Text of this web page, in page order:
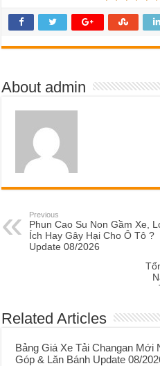
About admin
Previous
Phun Cao Su Non Gầm Xe,
Ích Hay Gây Hại Cho Ô Tô ?
Update 08/2026
Related Articles
Bảng Giá Xe Tải Changan Mới
Góp & Lăn Bánh Update 08/